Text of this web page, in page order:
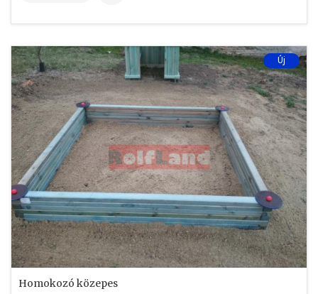
Új
Homokozó közepes